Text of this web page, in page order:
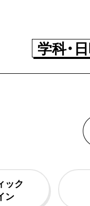
学科・
ック
ン